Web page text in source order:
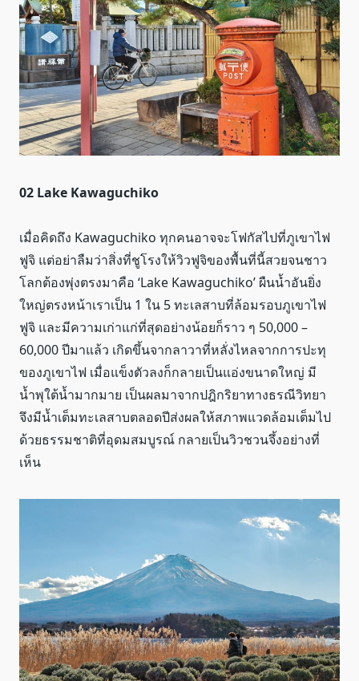
02 Lake Kawaguchiko
เมื่อคิดถึง Kawaguchiko ทุกคนอาจจะโฟกัสไปที่ภูเขาไฟ
ฟูจิ แต่อย่าลืมว่าสิ่งที่ชูโรงให้วิวฟูจิของพื้นที่นี้สวยจนชาว
โลกต้องพุ่งตรงมาคือ ‘Lake Kawaguchiko’ ผืนน้ำอันยิ่ง
ใหญ่ตรงหน้าเราเป็น 1 ใน 5 ทะเลสาบที่ล้อมรอบภูเขาไฟ
ฟูจิ และมีความเก่าแก่ที่สุดอย่างน้อยก็ราว ๆ 50,000 –
60,000 ปีมาแล้ว เกิดขึ้นจากลาวาที่หลั่งไหลจากการปะทุ
ของภูเขาไฟ เมื่อแข็งตัวลงก็กลายเป็นแอ่งขนาดใหญ่ มี
น้ำพุใต้น้ำมากมาย เป็นผลมาจากปฎิกริยาทางธรณีวิทยา
จึงมีน้ำเต็มทะเลสาบตลอดปีส่งผลให้สภาพแวดล้อมเต็มไป
ด้วยธรรมชาติที่อุดมสมบูรณ์ กลายเป็นวิวชวนจึ้งอย่างที่
เห็น